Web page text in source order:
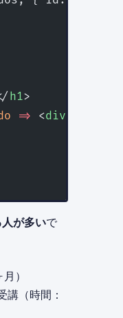
h1>
=> <div
が多いで
）
講（時間：